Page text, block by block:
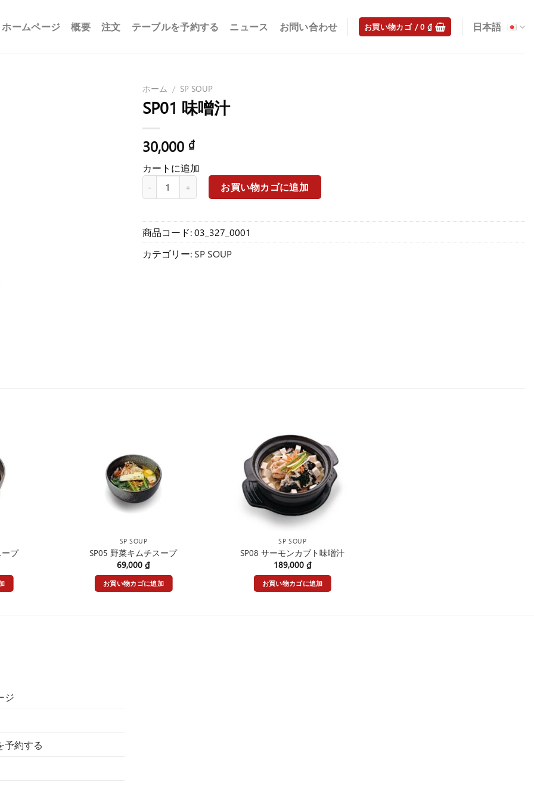
ホームページ 概要 注文 テーブルを予約する ニュース お問い合わせ お買い物カゴ /0₫ 日本語
ホーム / SP SOUP
SP01 味噌汁
30,000 ₫
カートに追加
SP01 味噌汁個 お買い物カゴに追加
商品コード:03_327_0001
カテゴリー: SP SOUP
プ
SP SOUP
SP05 野菜キムチスープ
69,000₫
お買い物カゴに追加
SP SOUP
SP08 サーモンカブト味噌汁
189,000₫
お買い物カゴに追加
ジ
予約する